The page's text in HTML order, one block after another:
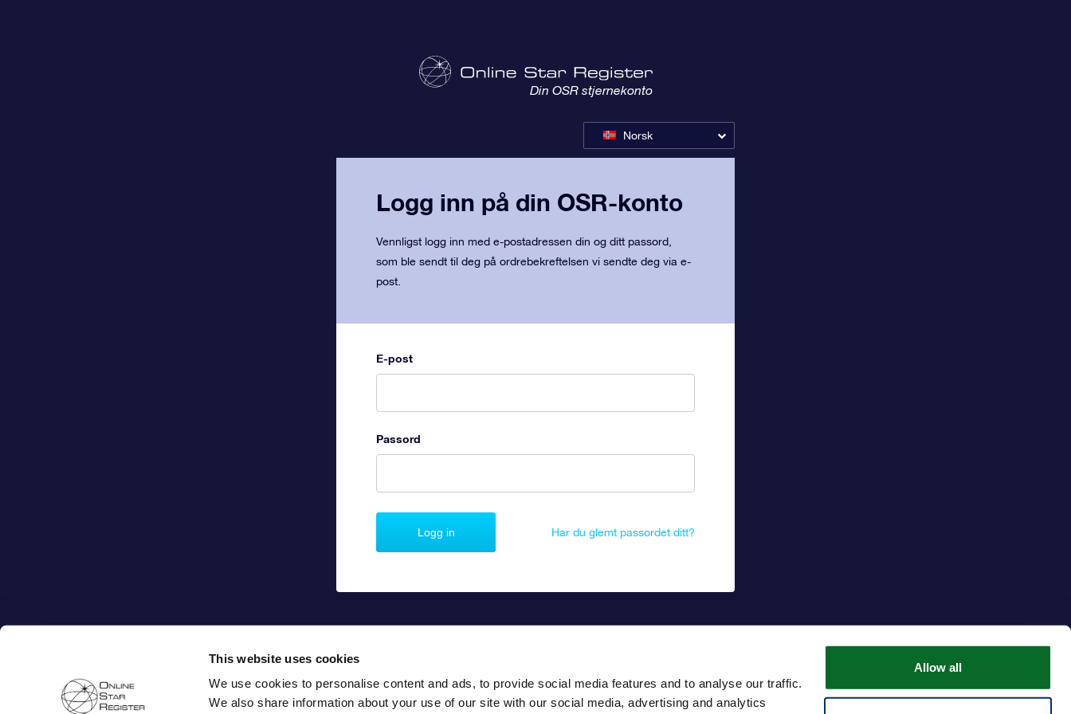
This website uses cookies
We use cookies to personalise content and ads, to provide social media features and to analyse our traffic.
We also share information about your use of our site with our social media, advertising and analytics
Allow all
Din OSR stjernekonto
Norsk
Logg inn på din OSR-konto
Vennligst logg inn med e-postadressen din og ditt passord,
som ble sendt til deg på ordrebekreftelsen vi sendte deg via e-
post.
E-post
Passord
Har du glemt passordet ditt?
Logg in